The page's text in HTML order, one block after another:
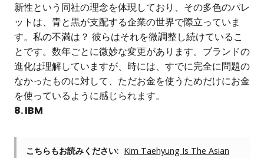
新性という同社の理念を体現しており、その多色のパレ
ットは、青と黒が支配する企業の世界で際立っていま
す。私の不満は？ 彼らはそれを微調整し続けているこ
とです。数年ごとに微妙な変更があります。ブランドの
進化は理解していますが、時には、すでに完全に問題の
なかったものに対して、ただお金を使うためだけにお金
を使っているように感じられます。
8. IBM
こちらもお読みください: Kim Taehyung Is The Asian